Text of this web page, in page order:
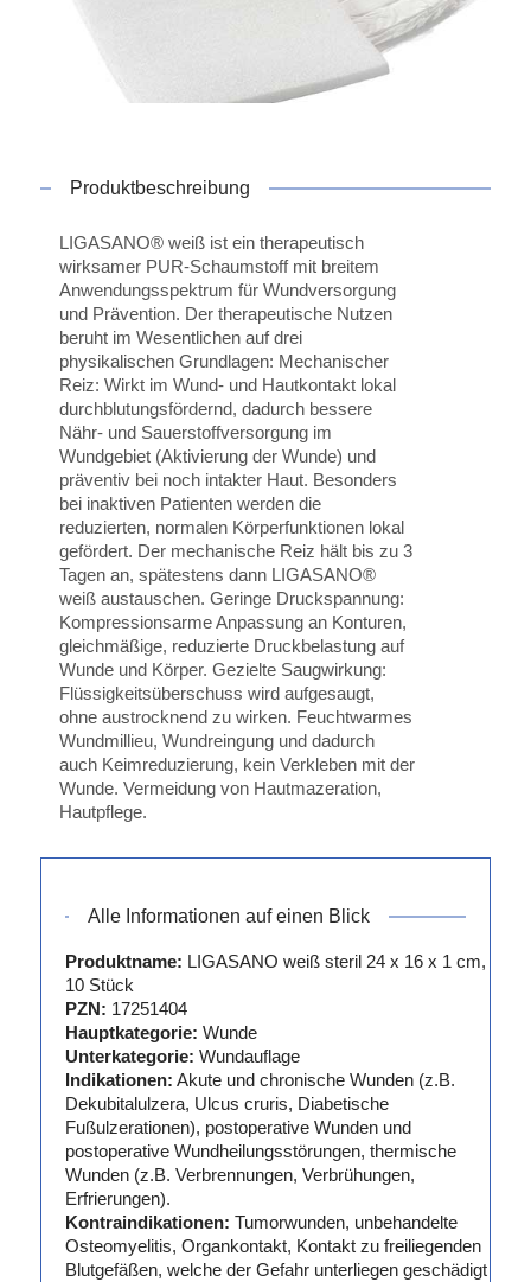
Produktbeschreibung
LIGASANO® weiß ist ein therapeutisch
wirksamer PUR-Schaumstoff mit breitem
Anwendungsspektrum für Wundversorgung
und Prävention. Der therapeutische Nutzen
beruht im Wesentlichen auf drei
physikalischen Grundlagen: Mechanischer
Reiz: Wirkt im Wund- und Hautkontakt lokal
durchblutungsfördernd, dadurch bessere
Nähr- und Sauerstoffversorgung im
Wundgebiet (Aktivierung der Wunde) und
präventiv bei noch intakter Haut. Besonders
bei inaktiven Patienten werden die
reduzierten, normalen Körperfunktionen lokal
gefördert. Der mechanische Reiz hält bis zu 3
Tagen an, spätestens dann LIGASANO®
weiß austauschen. Geringe Druckspannung:
Kompressionsarme Anpassung an Konturen,
gleichmäßige, reduzierte Druckbelastung auf
Wunde und Körper. Gezielte Saugwirkung:
Flüssigkeitsüberschuss wird aufgesaugt,
ohne austrocknend zu wirken. Feuchtwarmes
Wundmillieu, Wundreingung und dadurch
auch Keimreduzierung, kein Verkleben mit der
Wunde. Vermeidung von Hautmazeration,
Hautpflege.
Alle Informationen auf einen Blick
Produktname: LIGASANO weiß steril 24 x 16 x 1 cm,
10 Stück
PZN: 17251404
Hauptkategorie: Wunde
Unterkategorie: Wundauflage
Indikationen: Akute und chronische Wunden (z.B.
Dekubitalulzera, Ulcus cruris, Diabetische
Fußulzerationen), postoperative Wunden und
postoperative Wundheilungsstörungen, thermische
Wunden (z.B. Verbrennungen, Verbrühungen,
Erfrierungen).
Kontraindikationen: Tumorwunden, unbehandelte
Osteomyelitis, Organkontakt, Kontakt zu freiliegenden
Blutgefäßen, welche der Gefahr unterliegen geschädigt